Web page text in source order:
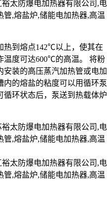
热到熔点142℃以上，使其在
温度可达600℃的高温。 将粉
装的高压蒸汽加热管或电加
的熔盐的粘度可以用循环泵
环状态后，泵送到热载体炉